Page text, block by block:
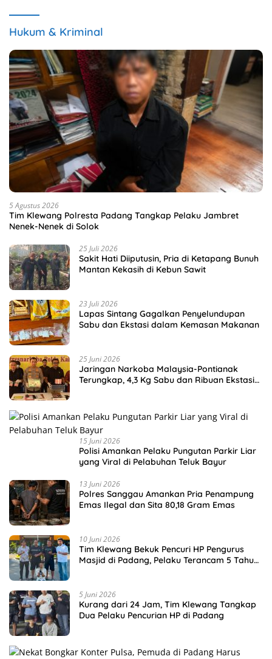
Hukum & Kriminal
5 Agustus 2026
Tim Klewang Polresta Padang Tangkap Pelaku Jambret
Nenek-Nenek di Solok
25 Juli 2026
Sakit Hati Diiputusin, Pria di Ketapang Bunuh
Mantan Kekasih di Kebun Sawit
23 Juli 2026
Lapas Sintang Gagalkan Penyelundupan
Sabu dan Ekstasi dalam Kemasan Makanan
25 Juni 2026
Jaringan Narkoba Malaysia-Pontianak
Terungkap, 4,3 Kg Sabu dan Ribuan Ekstasi
15 Juni 2026
Polisi Amankan Pelaku Pungutan Parkir Liar
yang Viral di Pelabuhan Teluk Bayur
13 Juni 2026
Polres Sanggau Amankan Pria Penampung
Emas Ilegal dan Sita 80,18 Gram Emas
10 Juni 2026
Tim Klewang Bekuk Pencuri HP Pengurus
Masjid di Padang, Pelaku Terancam 5 Tahun
5 Juni 2026
Kurang dari 24 Jam, Tim Klewang Tangkap
Dua Pelaku Pencurian HP di Padang